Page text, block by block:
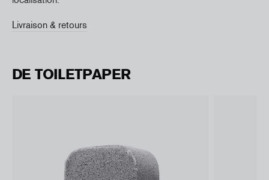
Livraison & retours
DE TOILETPAPER